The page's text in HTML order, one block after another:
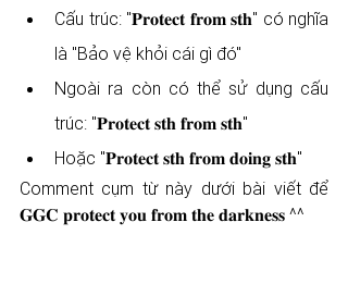
Cấu trúc: "𝐏𝐫𝐨𝐭𝐞𝐜𝐭 𝐟𝐫𝐨𝐦 𝐬𝐭𝐡" có nghĩa
là "Bảo vệ khỏi cái gì đó"
Ngoài ra còn có thể sử dụng cấu
trúc: "𝐏𝐫𝐨𝐭𝐞𝐜𝐭 𝐬𝐭𝐡 𝐟𝐫𝐨𝐦 𝐬𝐭𝐡"
Hoặc "𝐏𝐫𝐨𝐭𝐞𝐜𝐭 𝐬𝐭𝐡 𝐟𝐫𝐨𝐦 𝐝𝐨𝐢𝐧𝐠 𝐬𝐭𝐡"
Comment cụm từ này dưới bài viết để
𝐆𝐆𝐂 𝐩𝐫𝐨𝐭𝐞𝐜𝐭 𝐲𝐨𝐮 𝐟𝐫𝐨𝐦 𝐭𝐡𝐞 𝐝𝐚𝐫𝐤𝐧𝐞𝐬𝐬 ^^